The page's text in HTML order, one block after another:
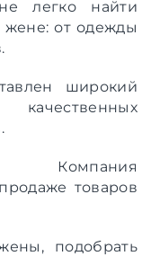
легко найти
жене: от одежды
широкий
товаров
подобрать